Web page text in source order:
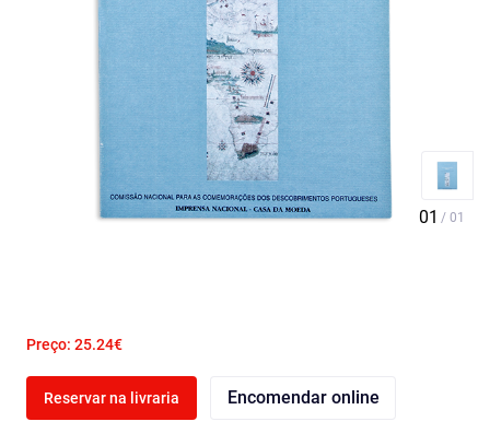
Preço: 25.24€
Reservar na livraria Encomendar online